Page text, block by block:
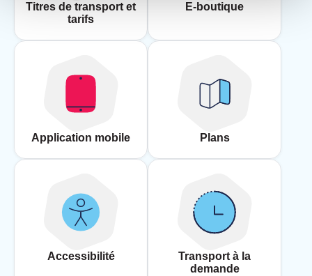
Titres de transport et
tarifs
E-boutique
Application mobile Plans
Accessibilité
Transport à la
demande